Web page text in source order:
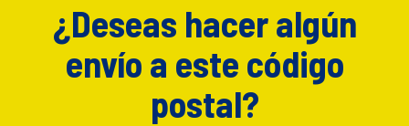
¿Deseas hacer algún
envío a este código
postal?